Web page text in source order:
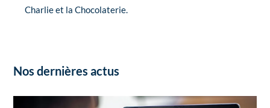
Charlie et la Chocolaterie.
Nos dernières actus